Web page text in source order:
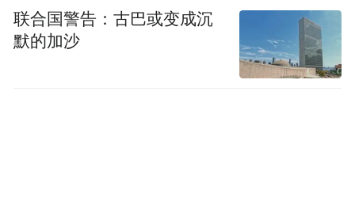
联合国警告：古巴或变成沉
默的加沙